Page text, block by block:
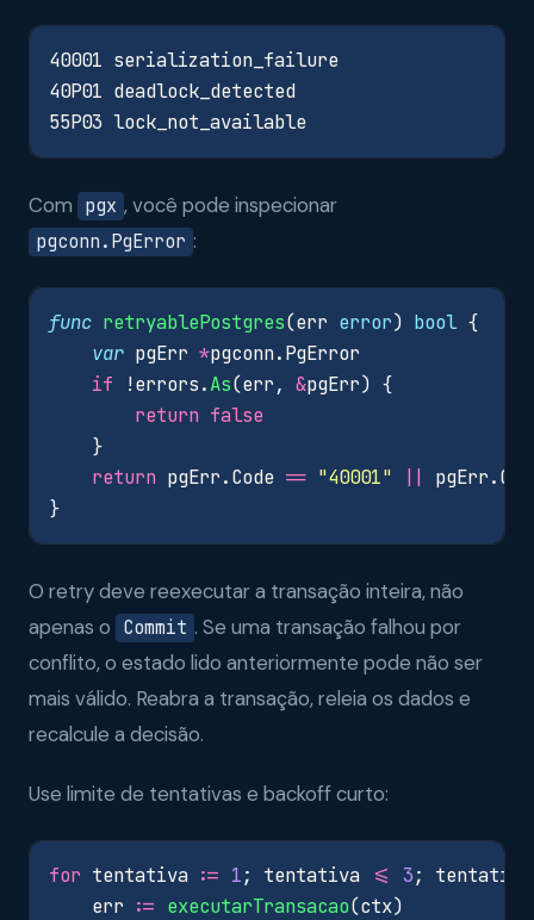
Com pgx , você pode inspecionar
pgconn.PgError :
func retryablePostgres(err error) bool {
var pgErr *pgconn.PgError
if
!errors.As(err, &pgErr) {
return false
}
return pgErr.Code == "40001" pgErr.
}
O retry deve reexecutar a transação inteira, não
apenas o Commit . Se uma transação falhou por
conflito, o estado lido anteriormente pode não ser
mais válido. Reabra a transação, releia os dados e
recalcule a decisão.
Use limite de tentativas e backoff curto:
for tentativa := 1; tentativa <= 3; tentativa
err := executarTransacao(ctx)